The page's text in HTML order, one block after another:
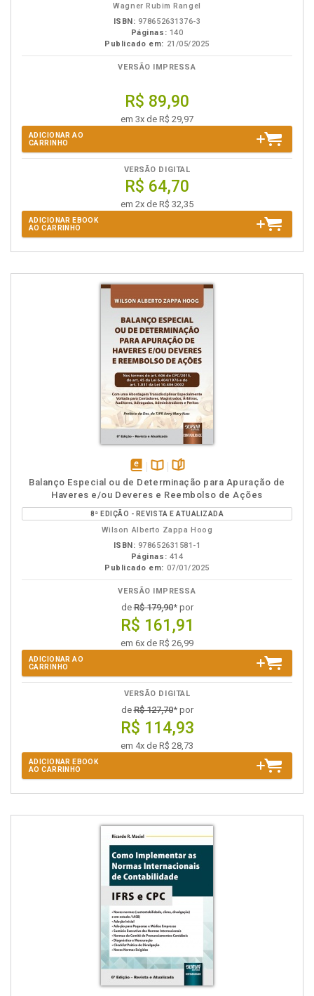
Wagner Rubim Rangel
ISBN: 978652631376-3
Páginas: 140
Publicado em: 21/05/2025
VERSÃO IMPRESSA
R$ 89,90
em 3x de R$ 29,97
ADICIONAR AO
CARRINHO
VERSÃO DIGITAL
R$ 64,70
em 2x de R$ 32,35
ADICIONAR EBOOK
AO CARRINHO
disponível
em
eBook
Disponível
na
B.V.
páginas
Balanço Especial ou de Determinação para Apuração de
Haveres e/ou Deveres e Reembolso de Ações
8ª EDIÇÃO - REVISTA E ATUALIZADA
Wilson Alberto Zappa Hoog
ISBN: 978652631581-1
Páginas: 414
Publicado em: 07/01/2025
VERSÃO IMPRESSA
deR$ 179,90* por
R$ 161,91
em 6x de R$ 26,99
ADICIONAR AO
CARRINHO
VERSÃO DIGITAL
deR$ 127,70* por
R$ 114,93
em 4x de R$ 28,73
ADICIONAR EBOOK
AO CARRINHO